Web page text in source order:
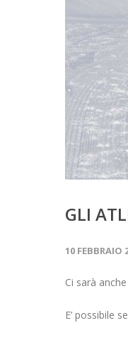
GLI
10 FEBBRAIO
Ci sarà
E’ possibile